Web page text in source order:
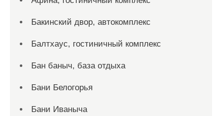
Бакинский двор, автокомплекс
Балтхаус, гостиничный комплекс
Бан баныч, база отдыха
Бани Белогорья
Бани Иваныча